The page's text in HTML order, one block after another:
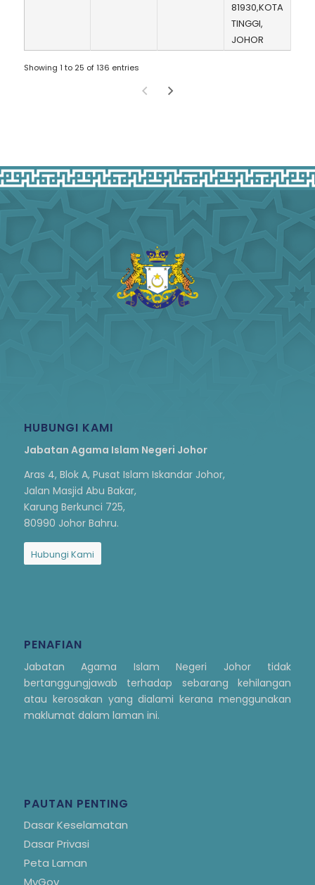
81930,KOTA
TINGGI,
JOHOR
Showing 1 to 25 of 136 entries
HUBUNGI KAMI
Jabatan Agama Islam Negeri Johor
Aras 4, Blok A, Pusat Islam Iskandar Johor,
Jalan Masjid Abu Bakar,
Karung Berkunci 725,
80990 Johor Bahru.
Hubungi Kami
PENAFIAN
Jabatan Agama Islam Negeri Johor tidak
bertanggungjawab terhadap sebarang kehilangan
atau kerosakan yang dialami kerana menggunakan
maklumat dalam laman ini.
PAUTAN PENTING
Dasar Keselamatan
Dasar Privasi
Peta Laman
MyGov